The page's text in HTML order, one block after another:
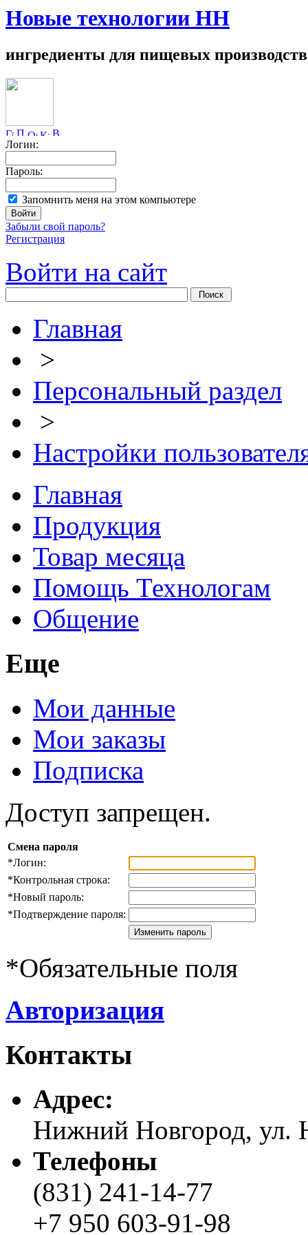
Новые технологии НН
ингредиенты для пищевых производств
Логин:
Пароль:
Запомнить меня на этом компьютере
Забыли свой пароль?
Регистрация
Войти на сайт
Главная
>
Персональный раздел
>
Настройки
Главная
Продукция
Товар месяца
Помощь Технологам
Общение
Еще
Мои данные
Мои заказы
Подписка
Доступ запрещен.
Смена пароля
*Логин:
*Контрольная строка:
*Новый пароль:
*Подтверждение пароля:
*Обязательные поля
Авторизация
Контакты
Адреc:
Нижний Новгород, ул.
Телефоны
(831) 241-14-77
+7 950 603-91-98